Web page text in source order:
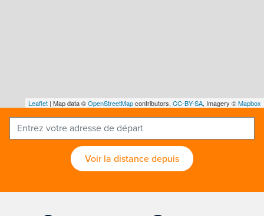
Leaflet | Map data ©OpenStreetMapcontributors, CC-BY-SA, Imagery ©Mapbox
Voir la distance depuis